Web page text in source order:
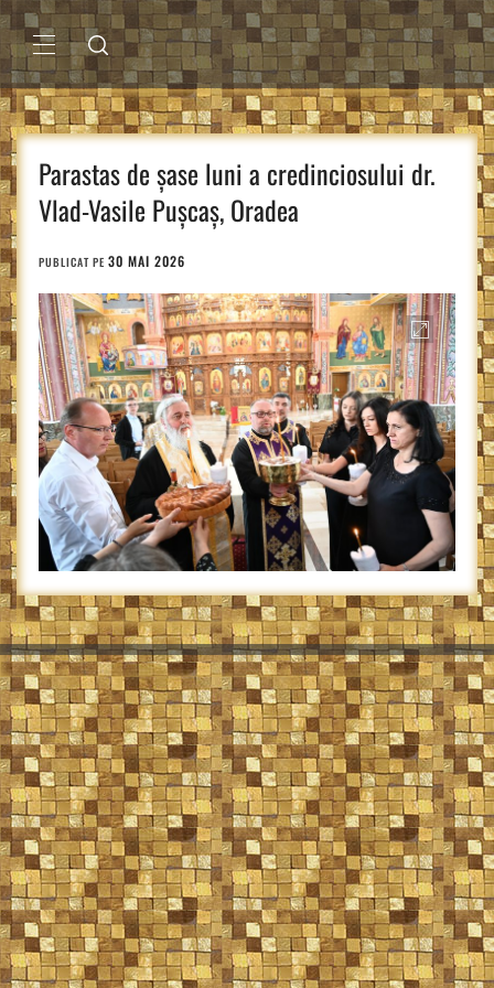
Sari
la
conținutMENIU
PRINCIPAL
Parastas de șase luni a credinciosului dr.
Vlad-Vasile Pușcaș, Oradea
PUBLICAT PE 30 MAI 2026